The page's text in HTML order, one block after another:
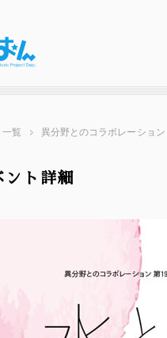
一覧 異分野とのコラボレーショ
ト詳細